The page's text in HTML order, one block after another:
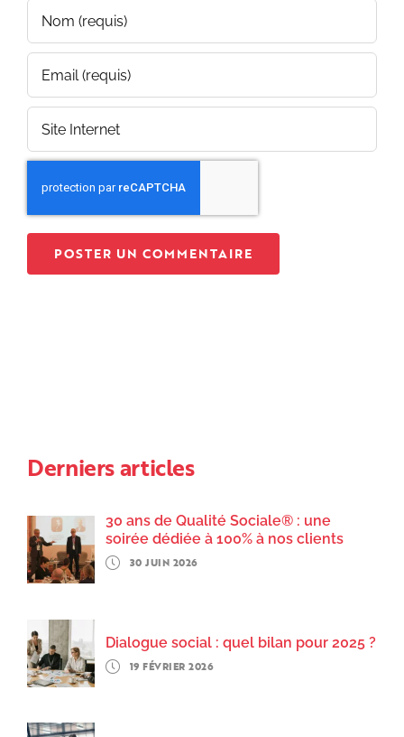
Derniers articles
30 ans de Qualité Sociale® : une
soirée dédiée à 100% à nos clients
30 JUIN 2026
Dialogue social : quel bilan pour 2025 ?
19 FÉVRIER 2026